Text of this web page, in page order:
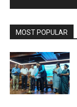
MOST POPULAR